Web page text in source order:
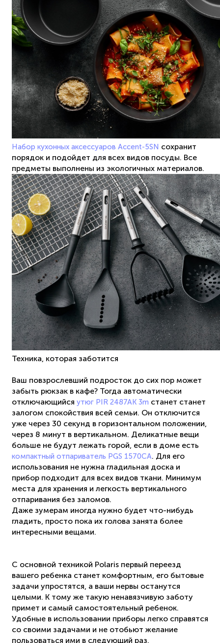
Набор кухонных аксессуаров Accent-5SN сохранит
порядок и подойдет для всех видов посуды. Все
предметы выполнены из экологичных материалов.
Техника, которая заботится
Ваш повзрослевший подросток до сих пор может
забыть рюкзак в кафе? Тогда автоматически
отключающийся утюг PIR 2487AK 3m станет станет
залогом спокойствия всей семьи. Он отключится
уже через 30 секунд в горизонтальном положении,
через 8 минут в вертикальном. Деликатные вещи
больше не будут лежать горой, если в доме есть
компактный отпариватель PGS 1570CA. Для его
использования не нужна гладильная доска и
прибор подходит для всех видов ткани. Минимум
места для хранения и легкость вертикального
отпаривания без заломов.
Даже зумерам иногда нужно будет что-нибудь
гладить, просто пока их голова занята более
интересными вещами.
С основной техникой Polaris первый переезд
вашего ребенка станет комфортным, его бытовые
задачи упростятся, а ваши нервы останутся
целыми. К тому же такую ненавязчивую заботу
примет и самый самостоятельный ребенок.
Удобные в использовании приборы легко справятся
со своими задачами и не отобьют желание
пользоваться ими в следующий раз.